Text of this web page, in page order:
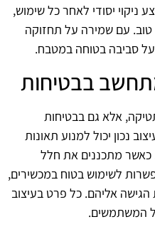
ניקוי יסודי לאחר כל שימוש,
טוב. עם שמירה על תחזוקה
על סביבה בטוחה במטבח.
בבטיחות
אלא גם בבטיחות
נכון יכול למנוע תאונות
כאשר מתכננים את חלל
לשימוש בטוח במכשירים,
אליהם. כל פרט בעיצוב
המשתמשים.